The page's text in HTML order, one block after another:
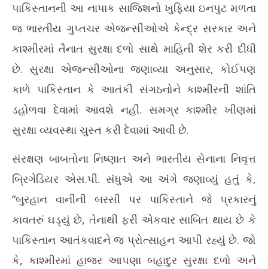
પાકિસ્તાનની આ નાપાક સાજિશનો ખુફિયા ઇનપુટ મળતા
જ ભારતીય ગુપ્તચર એજન્સીઓએ કેન્દ્ર સરકાર અને
કાશ્મીરમાં તૈનાત સુરક્ષા દળો સાથે માહિતી શેર કરી દીધી
છે. સુરક્ષા એજન્સીઓના જણાવ્યા અનુસાર, કોઈપણ
કાળે પાકિસ્તાન કે આતંકી સંગઠનોને કાશ્મીરની શાંતિ
ડહોળવા દેવામાં આવશે નહીં. સમગ્ર કાશ્મીર ખીણમાં
સુરક્ષા વ્યવસ્થા ચુસ્ત કરી દેવામાં આવી છે.
સંરક્ષણ બાબતોના નિષ્ણાત અને ભારતીય સેનાના નિવૃત્ત
બ્રિગેડિયર એસ.પી. સંધુએ આ અંગે જણાવ્યું હતું કે,
“બુરહાન વાનીની બરસી પર પાકિસ્તાને જે પ્રકારનું
કાવતરું ઘડ્યું છે, તેનાથી ફરી એકવાર સાબિત થાય છે કે
પાકિસ્તાન આતંકવાદને જ પ્રોત્સાહન આપી રહ્યું છે. જો
કે, કાશ્મીરમાં હાજર આપણા બહાદુર સુરક્ષા દળો અને